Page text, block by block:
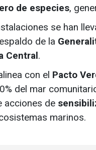
de especies,
se han
de la
Central.
con el Pacto
del mar
acciones de
marinos.